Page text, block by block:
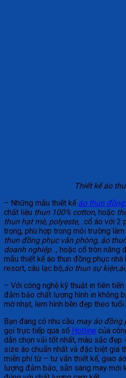
Thiết kế áo
– Những mẫu thiết kế áo thun
chất liệu thun 100% cotton, hoặc
thun hạt mè, polyeste,…cổ áo với 2
trọng, phù hợp trong môi trường
thun đồng phục văn phòng, áo
doanh nghiệp…, hoặc cổ tròn năng
mẫu thiết kế áo thun đồng phục nhà
resort, câu lạc bộ,áo thun sự
– Với công nghệ kỹ thuật in tiên
đảm bảo chất lượng hình in không
mờ nhạt, lem hình bền đẹp theo
Bạn đang có nhu cầu may áo đồng
gọi trực tiếp qua số Hotline của
dẫn chọn vải tốt nhất, màu sắc đẹp
size áo chuẩn nhất và đặc biệt giá
miễn phí từ – tư vấn thiết kế, giao
lượng đảm bảo, sẵn sàng may mới